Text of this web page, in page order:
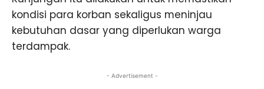
kondisi para korban sekaligus meninjau
kebutuhan dasar yang diperlukan warga
terdampak.
- Advertisement -